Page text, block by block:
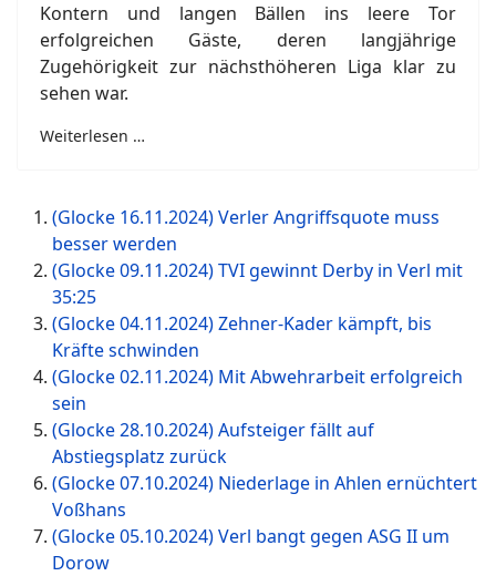
Kontern und langen Bällen ins leere Tor
erfolgreichen Gäste, deren langjährige
Zugehörigkeit zur nächsthöheren Liga klar zu
sehen war.
Weiterlesen …
(Glocke 16.11.2024) Verler Angriffsquote muss
besser werden
(Glocke 09.11.2024) TVI gewinnt Derby in Verl mit
35:25
(Glocke 04.11.2024) Zehner-Kader kämpft, bis
Kräfte schwinden
(Glocke 02.11.2024) Mit Abwehrarbeit erfolgreich
sein
(Glocke 28.10.2024) Aufsteiger fällt auf
Abstiegsplatz zurück
(Glocke 07.10.2024) Niederlage in Ahlen ernüchtert
Voßhans
(Glocke 05.10.2024) Verl bangt gegen ASG II um
Dorow